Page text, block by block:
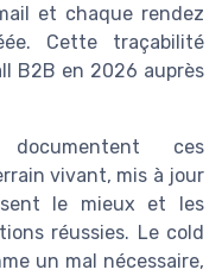
et chaque rendez
Cette traçabilité
B2B en 2026 auprès
ces
vivant, mis à jour
le mieux et les
réussies. Le cold
un mal nécessaire,